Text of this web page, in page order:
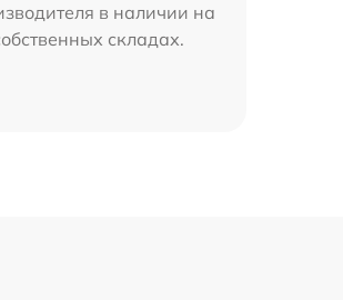
в наличии на
складах.